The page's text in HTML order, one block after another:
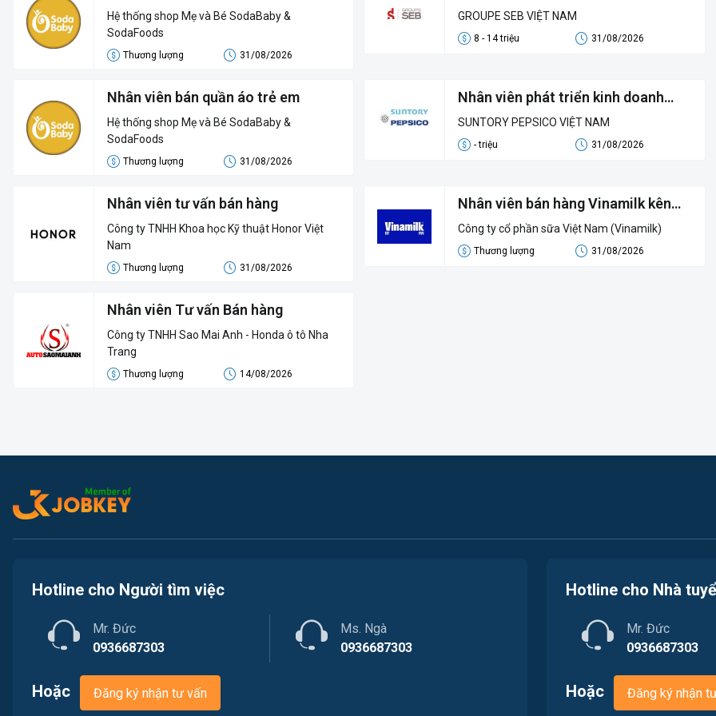
shop mẹ và bé
Hệ thống shop Mẹ và Bé SodaBaby &
SodaFoods
Thương lượng 31/08/2026
GROUPE SEB VIỆT NAM
8 - 14 triệu 31/08/2026
Nhân viên bán quần áo trẻ em
Hệ thống shop Mẹ và Bé SodaBaby &
SodaFoods
Thương lượng 31/08/2026
Nhân viên phát triển kinh doanh
SUNTORY PEPSICO
SUNTORY PEPSICO VIỆT NAM
- triệu 31/08/2026
Nhân viên tư vấn bán hàng
Công ty TNHH Khoa học Kỹ thuật Honor Việt
Nam
Thương lượng 31/08/2026
Nhân viên bán hàng Vinamilk kên
Siêu thị
Công ty cổ phần sữa Việt Nam (Vinamilk)
Thương lượng 31/08/2026
Nhân viên Tư vấn Bán hàng
Công ty TNHH Sao Mai Anh - Honda ô tô Nha
Trang
Thương lượng 14/08/2026
Hotline cho Người tìm việc
Mr. Đức
0936687303
Ms. Ngà
0936687303
Hoặc Đăng ký nhận tư vấn
Hotline cho Nhà
Mr. Đức
0936687303
Hoặc Đăng ký nhận